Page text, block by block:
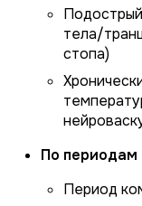
тела/
стопа)
По периодам
Период